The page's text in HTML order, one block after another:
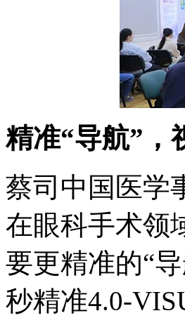
精准“导航”，
蔡司中国医学
在眼科手术领
要更精准的“
秒精准4.0-